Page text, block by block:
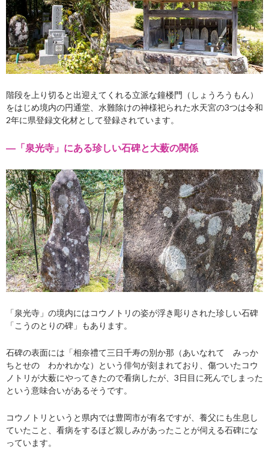
階段を上り切ると出迎えてくれる立派な鐘楼門（しょうろうもん）
をはじめ境内の円通堂、水難除けの神様祀られた水天宮の3つは令和
2年に県登録文化材として登録されています。
―「泉光寺」にある珍しい石碑と大薮の関係
「泉光寺」の境内にはコウノトリの姿が浮き彫りされた珍しい石碑
「こうのとりの碑」もあります。
石碑の表面には「相奈禮て三日千寿の別か那（あいなれて みっか
ちとせの わかれかな）という俳句が刻まれており、 傷ついたコウ
ノトリが大薮にやってきたので看病したが、3日目に死んでしまった
という意味合いがあるそうです。
コウノトリというと県内では豊岡市が有名ですが、養父にも生息し
ていたこと、看病をするほど親しみがあったことが伺える石碑にな
っています。